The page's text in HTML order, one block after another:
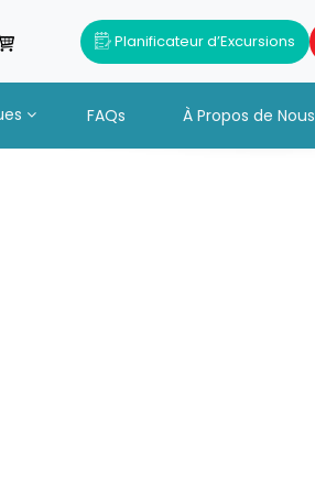
Planificateur d’Excursions
FAQs À Propos de Nous